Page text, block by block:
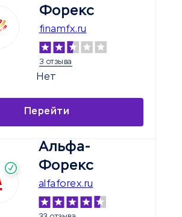
Форекс
finamfx.ru
3 отзыва
Нет
Перейти
Альфа-
Форекс
alfaforex.ru